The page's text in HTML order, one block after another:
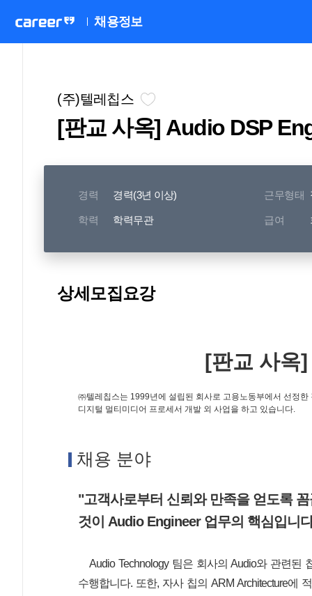
채용정보
(주)텔레칩스
[판교 사옥] Audio DSP
경력 경력(3년 이상) 근무형태
학력 학력무관 급여
상세모집요강
[판교 사옥
㈜텔레칩스는 1999년에 설립된 회사로 고용노동부에서 선정
디지털 멀티미디어 프로세서 개발 외 사업을 하고 있습니다.
채용 분야
"고객사로부터 신뢰와 만족을 얻도록
것이 Audio Engineer 업무의 핵심입니
Audio Technology 팀은 회사의 Audio와 관련된
수행합니다. 또한, 자사 칩의 ARM Architecture에